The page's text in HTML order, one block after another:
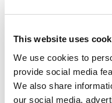
This website uses
We use cookies to
provide social media
We also share
our social media,
In deze les oefen
publiek. Dat is
overkomt, let de